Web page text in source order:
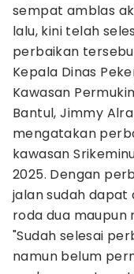
sempat amblas
lalu, kini telah
perbaikan
Kepala Dinas
Kawasan
Bantul, Jimmy
mengatakan
kawasan
2025. Dengan
jalan sudah
roda dua maupun
"Sudah selesai
namun belum